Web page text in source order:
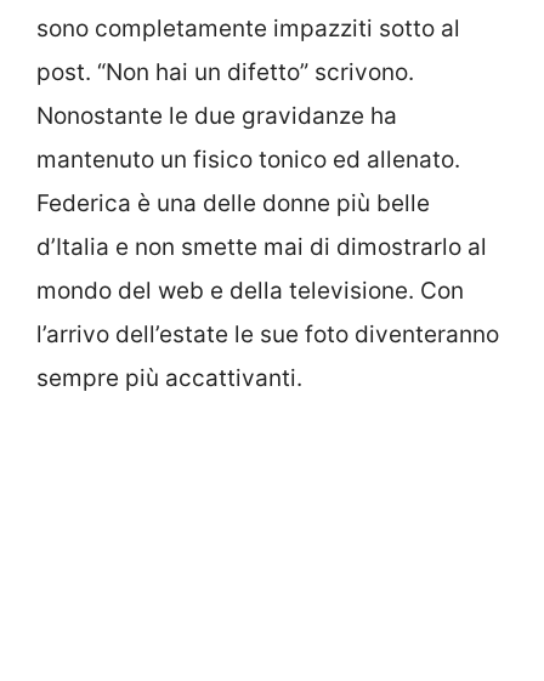
sono completamente impazziti sotto al
post. “Non hai un difetto” scrivono.
Nonostante le due gravidanze ha
mantenuto un fisico tonico ed allenato.
Federica è una delle donne più belle
d’Italia e non smette mai di dimostrarlo al
mondo del web e della televisione. Con
l’arrivo dell’estate le sue foto diventeranno
sempre più accattivanti.